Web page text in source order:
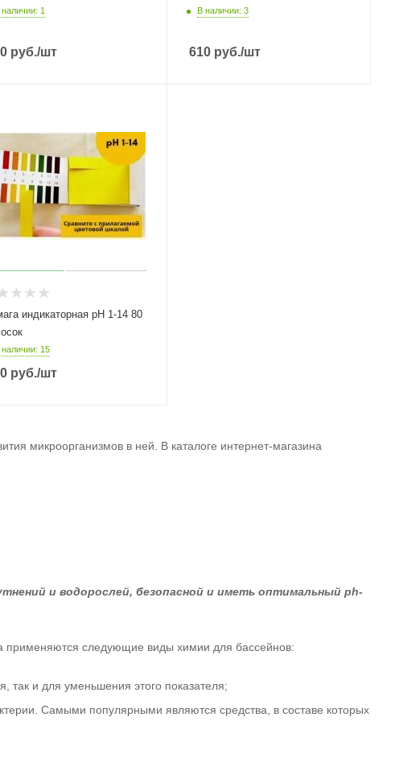
наличии: 1
руб./шт
В наличии: 3
610 руб./шт
индикаторная рН 1-14 80
наличии: 15
руб./шт
микроорганизмов в ней. В каталоге интернет-магазина
и водорослей, безопасной и иметь оптимальный ph-
применяются следующие виды химии для бассейнов:
так и для уменьшения этого показателя;
Самыми популярными являются средства, в составе которых